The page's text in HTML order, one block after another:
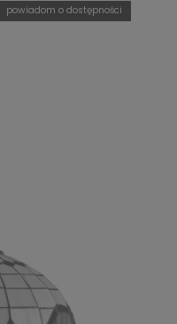
powiadom o dostępności